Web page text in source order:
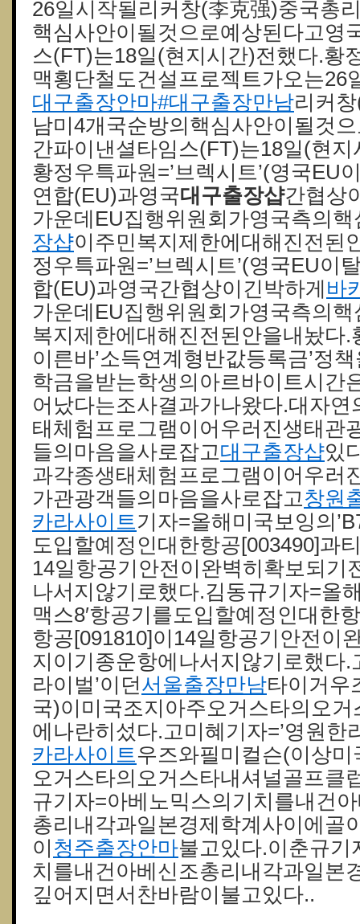
26일시작될리커창(李克强)중국총
핵심사안이될것으로예상된다고영
스(FT)는18일(현지시간)전했다.황
맥횡단철도건설프로젝트가오는26
대구출장안마#대구출장만남리커
남미4개국순방의핵심사안이될것
간파이낸셜타임스(FT)는18일(현
황정우특파원=’브렉시트’(영국EU
연합(EU)과영국대구 출장샵간협상
가운데EU집행위원회가영국측의
장샵이주민복지제한에대해진전된
정우특파원=’브렉시트’(영국EU이
합(EU)과영국간협상이긴박하게 바
가운데EU집행위원회가영국측의
복지제한에대해진전된안을내놨다.
이른바’소득연계형반값등록금’정
학금을받는학생의아르바이트시간
어났다는조사결과가나왔다.대자
태체험프로그램이어우러진생태관
들의마음을사로잡고대구 출장샵있
과각종생태체험프로그램이어우러
가관광객들의마음을사로잡고 창원
카라사이트기자=올해미국보잉의
도입할예정인대한항공[003490]과
14일항공기안전이완벽히확보되기
나서지않기로했다.김동규기자=올
맥스8′항공기를도입할예정인대한
항공[091810]이14일항공기안전이
지이기종운항에나서지않기로했다.
라이벌’이던서울출장만남타이거우
국)이미국조지아주오거스타의오
에나란히섰다.고미혜기자=’영원한
카라사이트우즈와필미컬슨(이상
오거스타의오거스타내셔널골프클
규기자=아베노믹스의기치를내건
총리내각과일본경제학계사이에골
이 청주출장안마불고있다.이춘규기
치를내건아베신조총리내각과일본
깊어지면서찬바람이불고있다..